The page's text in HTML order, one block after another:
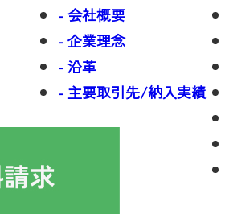
- 会社概要
- 企業理念
- 沿革
- 主要取引先/納入実績